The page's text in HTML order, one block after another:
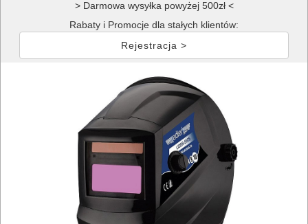
> Darmowa wysyłka powyżej 500zł <
Rabaty i Promocje dla stałych klientów:
Rejestracja >